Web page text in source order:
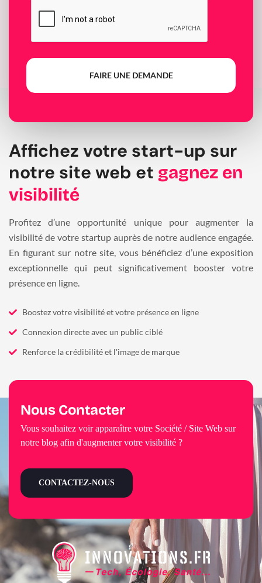
FAIRE UNE DEMANDE
Affichez votre start-up sur
notre site web et gagnez en
visibilité
Profitez d’une opportunité unique pour augmenter la
visibilité de votre startup auprès de notre audience engagée.
En figurant sur notre site, vous bénéficiez d’une exposition
exceptionnelle qui peut significativement booster votre
présence en ligne.
Boostez votre visibilité et votre présence en ligne
Connexion directe avec un public ciblé
Renforce la crédibilité et l'image de marque
Nous Contacter
Vous souhaitez voir apparaître votre Société / Site Web sur
notre blog afin d'augmenter votre visibilité ?
CONTACTEZ-NOUS